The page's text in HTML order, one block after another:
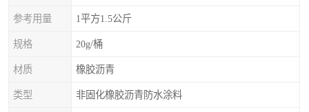
参考用量 1平方1.5公斤
规格 20g/桶
材质 橡胶沥青
类型 非固化橡胶沥青防水涂料